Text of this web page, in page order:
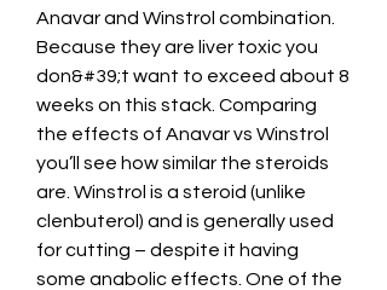
Anavar and Winstrol combination.
Because they are liver toxic you
don&#39;t want to exceed about 8
weeks on this stack. Comparing
the effects of Anavar vs Winstrol
you’ll see how similar the steroids
are. Winstrol is a steroid (unlike
clenbuterol) and is generally used
for cutting – despite it having
some anabolic effects. One of the